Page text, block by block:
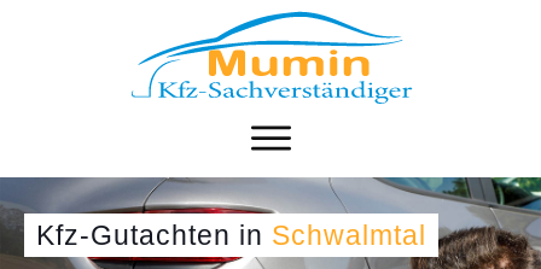
Kfz-Gutachten in Schwalmtal